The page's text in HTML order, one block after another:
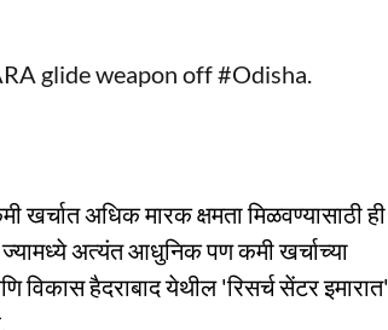
glide weapon off#Odisha.
खर्चात अधिक मारक क्षमता मिळवण्यासाठी ही
अत्यंत आधुनिक पण कमी खर्चाच्या
विकास हैदराबाद येथील 'रिसर्च सेंटर इमारात'